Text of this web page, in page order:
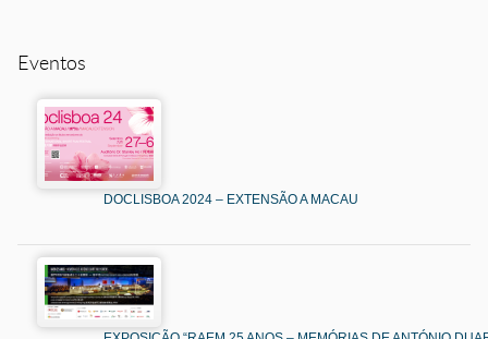
Eventos
DOCLISBOA 2024 – EXTENSÃO A MACAU